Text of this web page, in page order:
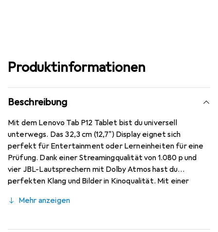
Produktinformationen
Beschreibung
Mit dem Lenovo Tab P12 Tablet bist du universell
unterwegs. Das 32,3 cm (12,7") Display eignet sich
perfekt für Entertainment oder Lerneinheiten für eine
Prüfung. Dank einer Streamingqualität von 1.080 p und
vier JBL-Lautsprechern mit Dolby Atmos hast du
perfekten Klang und Bilder in Kinoqualität. Mit einer
Streaming, Gaming und Lesen wechseln, ohne dazwischen
Unterhaltung und weniger Unterbrechungen. Eine 13-MP-
Mehr anzeigen